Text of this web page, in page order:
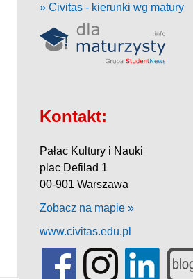
» Civitas - kierunki wg matury
Kontakt:
Pałac Kultury i Nauki
plac Defilad 1
00-901 Warszawa
Zobacz na mapie »
www.civitas.edu.pl